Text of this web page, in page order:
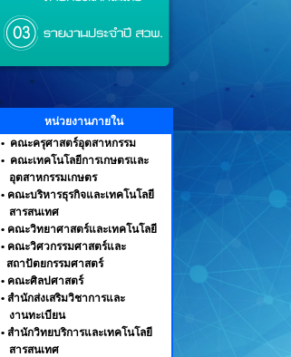
หน่วยงานภายใน
• คณะครุศาสตร์อุตสาหกรรม
• คณะเทคโนโลยีการเกษตรและ
อุตสาหกรรมเกษตร
• คณะบริหารธุรกิจและเทคโนโลยี
สารสนเทศ
• คณะวิทยาศาสตร์และเทคโนโลยี
• คณะวิศวกรรมศาสตร์และ
สถาปัตยกรรมศาสตร์
• คณะศิลปศาสตร์
• สำนักส่งเสริมวิชาการและ
งานทะเบียน
• สำนักวิทยบริการและเทคโนโลยี
สารสนเทศ